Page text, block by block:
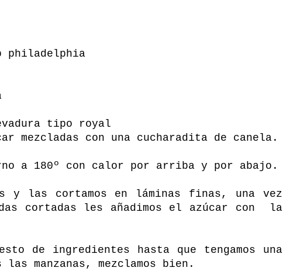
philadelphia
tipo royal
mezcladas con una cucharadita de canela.
a 180º con calor por arriba y por abajo.
y las cortamos en láminas finas, una vez
cortadas les añadimos el azúcar con la
de ingredientes hasta que tengamos una
manzanas, mezclamos bien.